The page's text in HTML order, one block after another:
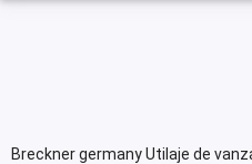
Breckner germany Utilaje de